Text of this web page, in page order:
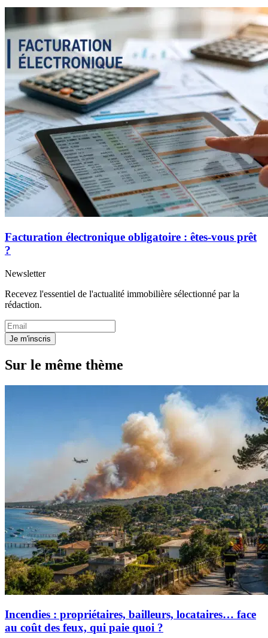
Facturation électronique obligatoire : êtes-vous prêt
?
Newsletter
Recevez l'essentiel de l'actualité immobilière sélectionné par la
rédaction.
Je m'inscris
Sur le même thème
Incendies : propriétaires, bailleurs, locataires… face
au coût des feux, qui paie quoi ?